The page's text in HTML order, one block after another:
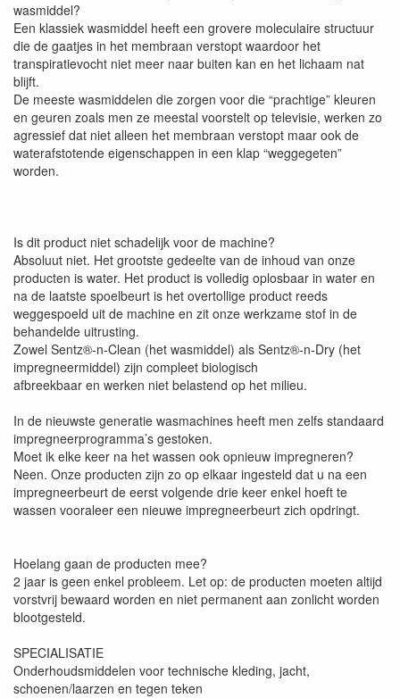
wasmiddel?
Een klassiek wasmiddel heeft een grovere moleculaire structuur
die de gaatjes in het membraan verstopt waardoor het
transpiratievocht niet meer naar buiten kan en het lichaam nat
blijft.
De meeste wasmiddelen die zorgen voor die “prachtige” kleuren
en geuren zoals men ze meestal voorstelt op televisie, werken zo
agressief dat niet alleen het membraan verstopt maar ook de
waterafstotende eigenschappen in een klap “weggegeten”
worden.
Is dit product niet schadelijk voor de machine?
Absoluut niet. Het grootste gedeelte van de inhoud van onze
producten is water. Het product is volledig oplosbaar in water en
na de laatste spoelbeurt is het overtollige product reeds
weggespoeld uit de machine en zit onze werkzame stof in de
behandelde uitrusting.
Zowel Sentz®-n-Clean (het wasmiddel) als Sentz®-n-Dry (het
impregneermiddel) zijn compleet biologisch
afbreekbaar en werken niet belastend op het milieu.
In de nieuwste generatie wasmachines heeft men zelfs standaard
impregneerprogramma’s gestoken.
Moet ik elke keer na het wassen ook opnieuw impregneren?
Neen. Onze producten zijn zo op elkaar ingesteld dat u na een
impregneerbeurt de eerst volgende drie keer enkel hoeft te
wassen vooraleer een nieuwe impregneerbeurt zich opdringt.
Hoelang gaan de producten mee?
2 jaar is geen enkel probleem. Let op: de producten moeten altijd
vorstvrij bewaard worden en niet permanent aan zonlicht worden
blootgesteld.
SPECIALISATIE
Onderhoudsmiddelen voor technische kleding, jacht,
schoenen/laarzen en tegen teken